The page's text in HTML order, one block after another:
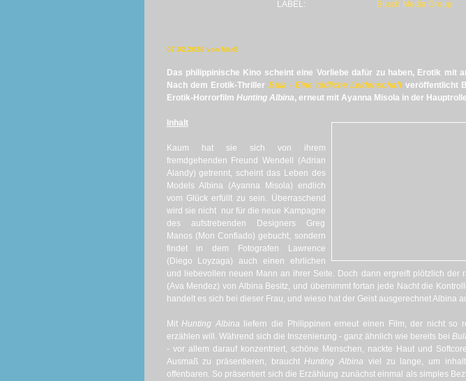
LABEL:
Busch Media Group
07.02.2026 von MarS
Das philippinische Kino scheint eine Vorliebe dafür zu haben, Erotik mit
Nach dem Erotik-Thriller Bula - Eine tödliche Leidenschaftveröffentlicht
Erotik-Horrorfilm Hunting Albina, erneut mit Ayanna Misola in der
Inhalt
Kaum hat sie sich von ihrem
fremdgehenden Freund Wendell (Adrian
Alandy) getrennt, scheint das Leben des
Models Albina (Ayanna Misola) endlich
vom Glück erfüllt zu sein. Überraschend
wird sie nicht nur für die neue Kampagne
des aufstrebenden Designers Greg
Manos (Mon Confiado) gebucht, sondern
findet in dem Fotografen Lawrence
(Diego Loyzaga) auch einen ehrlichen
und liebevollen neuen Mann an ihrer Seite. Doch dann ergreift plötzlich der
(Ava Mendez) von Albina Besitz, und übernimmt fortan jede Nacht die
handelt es sich bei dieser Frau, und wieso hat der Geist ausgerechnet Albina
MitHunting Albina liefern die Philippinen erneut einen Film, der nicht so
erzählen will. Während sich die Inszenierung - ganz ähnlich wie bereits bei
- vor allem darauf konzentriert, schöne Menschen, nackte Haut und
Ausmaß zu präsentieren, brauchtHunting Albina viel zu lange, um
offenbaren. So präsentiert sich die Erzählung zunächst einmal als simples